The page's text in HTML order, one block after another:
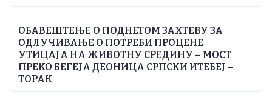
ОБАВЕШТЕЊЕ О ПОДНЕТОМ ЗАХТЕВУ ЗА
ОДЛУЧИВАЊЕ О ПОТРЕБИ ПРОЦЕНЕ
УТИЦАЈА НА ЖИВОТНУ СРЕДИНУ – МОСТ
ПРЕКО БЕГЕЈА ДЕОНИЦА СРПСКИ ИТЕБЕЈ –
ТОРАК